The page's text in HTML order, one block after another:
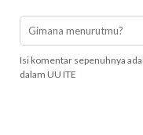
Isi komentar sepenuhnya
dalam UU ITE